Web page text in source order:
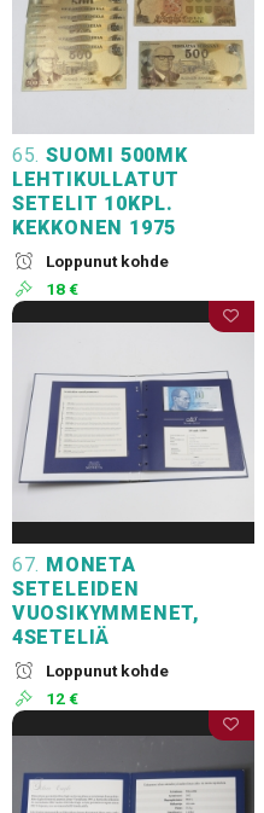
65. SUOMI 500MK
LEHTIKULLATUT
SETELIT 10KPL.
KEKKONEN 1975
Loppunut kohde
18 €
67. MONETA
SETELEIDEN
VUOSIKYMMENET,
4SETELIÄ
Loppunut kohde
12 €